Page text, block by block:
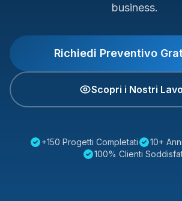
business.
Richiedi Preventivo
Scopri i Nostri
+150 Progetti Completati
10+
100% Clienti